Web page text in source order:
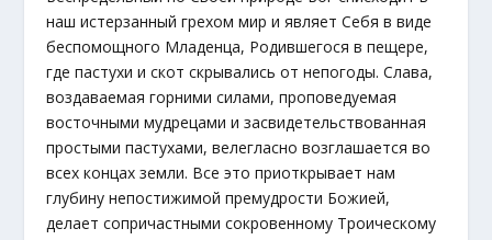
наш истерзанный грехом мир и являет Себя в виде
беспомощного Младенца, Родившегося в пещере,
где пастухи и скот скрывались от непогоды. Слава,
воздаваемая горними силами, проповедуемая
восточными мудрецами и засвидетельствованная
простыми пастухами, велегласно возглашается во
всех концах земли. Все это приоткрывает нам
глубину непостижимой премудрости Божией,
делает сопричастными сокровенному Троическому